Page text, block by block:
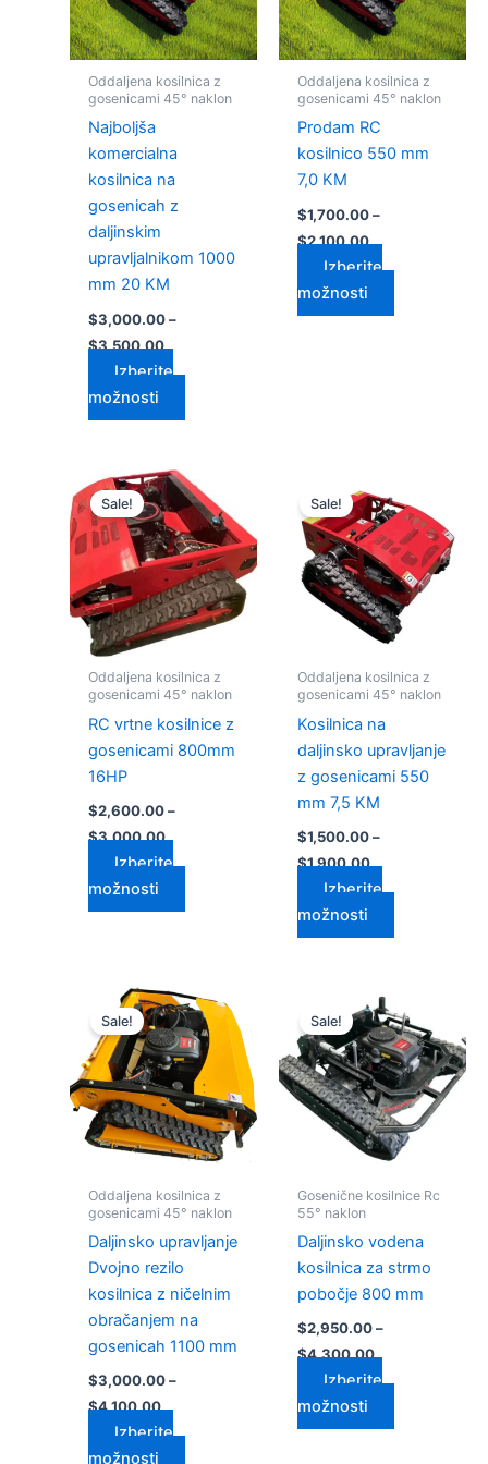
Oddaljena kosilnica z
gosenicami 45° naklon
Najboljša
komercialna
kosilnica na
gosenicah z
daljinskim
upravljalnikom 1000
mm 20 KM
$3,000.00 –
$3,500.00
Izberite
možnosti
Možnosti
lahko
na
Oddaljena kosilnica z
gosenicami 45° naklon
Prodam RC
kosilnico 550 mm
7,0 KM
$1,700.00 –
$2,100.00
Izberite
možnosti
Možnosti
lahko
na
izdelka
Sale!
Oddaljena kosilnica z
gosenicami 45° naklon
RC vrtne kosilnice z
gosenicami 800mm
16HP
$2,600.00 –
$3,000.00
Cenovni
razpon:
od
$2,600.00
do
$3,000.00
Izberite
možnosti
Ta
izdelek
ima
več
različic.
Možnosti
lahko
na
strani
izdelka
Sale!
Oddaljena kosilnica z
gosenicami 45° naklon
Kosilnica na
daljinsko upravljanje
z gosenicami 550
mm 7,5 KM
$1,500.00 –
$1,900.00
razpon:
od
$1,500.00
do
$1,900.00
Izberite
možnosti
izdelek
ima
več
različic.
Možnosti
lahko
na
izdelka
Sale!
Oddaljena kosilnica z
gosenicami 45° naklon
Daljinsko upravljanje
Dvojno rezilo
kosilnica z ničelnim
obračanjem na
gosenicah 1100 mm
$3,000.00 –
$4,100.00
Cenovni
razpon:
od
$3,000.00
do
$4,100.00
Izberite
možnosti
Ta
izdelek
ima
več
različic.
Možnosti
lahko
na
strani
Sale!
Gosenične kosilnice Rc
55° naklon
Daljinsko vodena
kosilnica za strmo
pobočje 800 mm
$2,950.00 –
$4,300.00
Cenovni
razpon:
od
$2,950.00
do
$4,300.00
Izberite
možnosti
izdelek
ima
več
različic.
Možnosti
lahko
strani
izdelka